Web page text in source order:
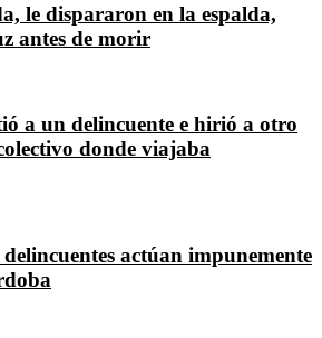
le dispararon en la espalda,
antes de morir
a un delincuente e hirió a otro
donde viajaba
actúan impunemente